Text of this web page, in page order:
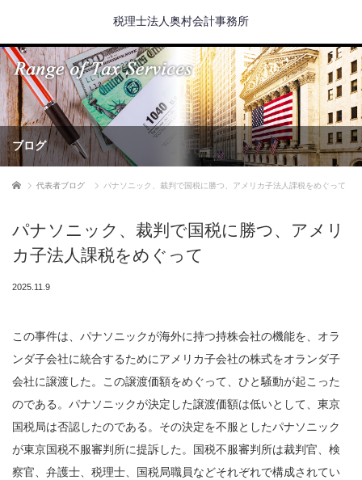
税理士法人奥村会計事務所
ブログ
ホーム 代表者ブログ パナソニック、裁判で国税に勝つ、アメリカ子法人課税をめぐって
パナソニック、裁判で国税に勝つ、アメリ
カ子法人課税をめぐって
2025.11.9
この事件は、パナソニックが海外に持つ持株会社の機能を、オラ
ンダ子会社に統合するためにアメリカ子会社の株式をオランダ子
会社に譲渡した。この譲渡価額をめぐって、ひと騒動が起こった
のである。パナソニックが決定した譲渡価額は低いとして、東京
国税局は否認したのである。その決定を不服としたパナソニック
が東京国税不服審判所に提訴した。国税不服審判所は裁判官、検
察官、弁護士、税理士、国税局職員などそれぞれで構成されてい